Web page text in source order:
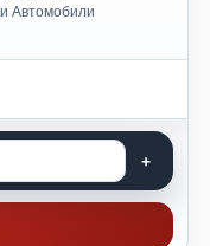
Автомобили